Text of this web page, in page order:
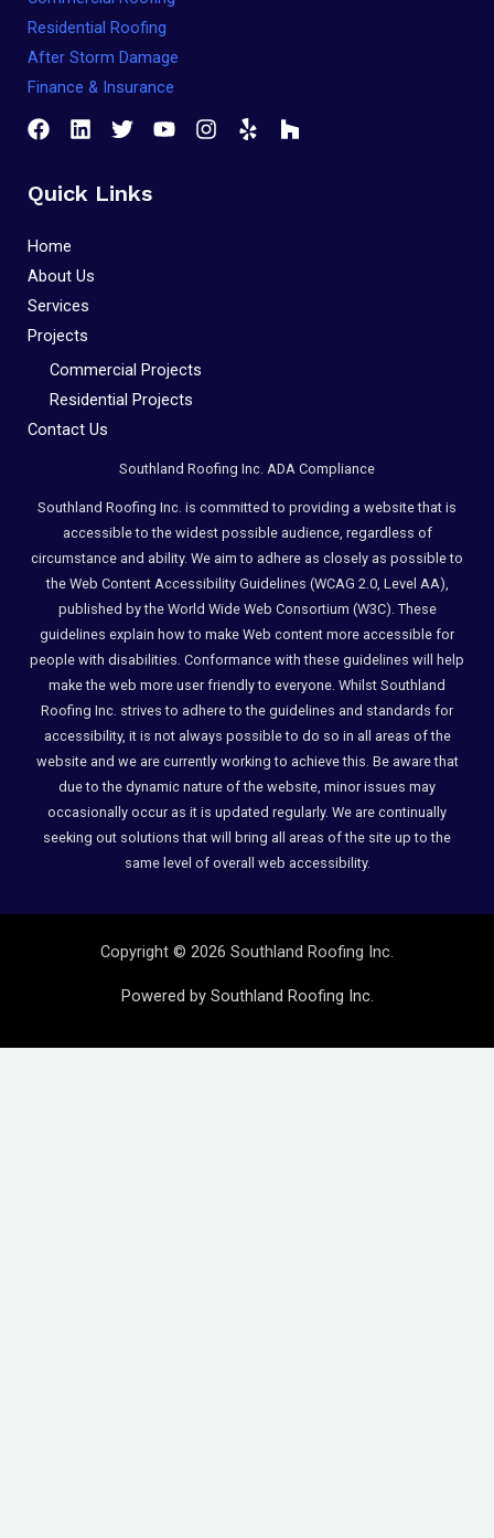
Residential Roofing
After Storm Damage
Finance & Insurance
Quick Links
Home
About Us
Services
Projects
Commercial Projects
Residential Projects
Contact Us
Southland Roofing Inc. ADA Compliance
Southland Roofing Inc. is committed to providing a website that is
accessible to the widest possible audience, regardless of
circumstance and ability. We aim to adhere as closely as possible to
the Web Content Accessibility Guidelines (WCAG 2.0, Level AA),
published by the World Wide Web Consortium (W3C). These
guidelines explain how to make Web content more accessible for
people with disabilities. Conformance with these guidelines will help
make the web more user friendly to everyone. Whilst Southland
Roofing Inc. strives to adhere to the guidelines and standards for
accessibility, it is not always possible to do so in all areas of the
website and we are currently working to achieve this. Be aware that
due to the dynamic nature of the website, minor issues may
occasionally occur as it is updated regularly. We are continually
seeking out solutions that will bring all areas of the site up to the
same level of overall web accessibility.
Copyright © 2026 Southland Roofing Inc.
Powered by Southland Roofing Inc.